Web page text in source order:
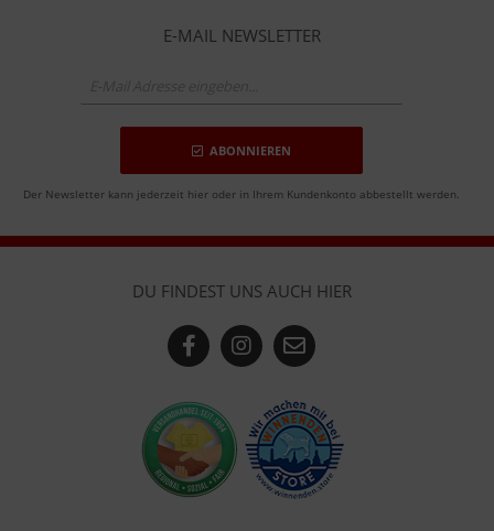
E-MAIL NEWSLETTER
ABONNIEREN
Der Newsletter kann jederzeit hier oder in Ihrem Kundenkonto abbestellt werden.
DU FINDEST UNS AUCH HIER